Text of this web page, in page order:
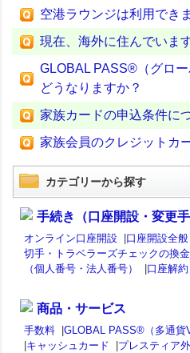
空港ラウンジは利用でき
現在、海外に住んでいま
GLOBAL PASS®（グロ
どうなりますか？
家族カードの申込条件に
家族会員のクレジットカ
カテゴリーから探す
手続き（口座開設・変更手
オンライン口座開設 |口座開設全般
切手・トラベラーズチェックの換金
（個人番号・法人番号）
|口座解約
商品・サービス
手数料 |GLOBAL PASS®（多通貨
|キャッシュカード |プレスティア